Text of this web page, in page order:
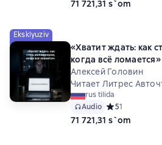
71 721,31 s`om
Eksklyuziv
«Хватит ждать: как
когда всё ломается»
Алексей Головин
Читает Литрес
rus tilida
Audio Средний
51
71 721,31 s`om